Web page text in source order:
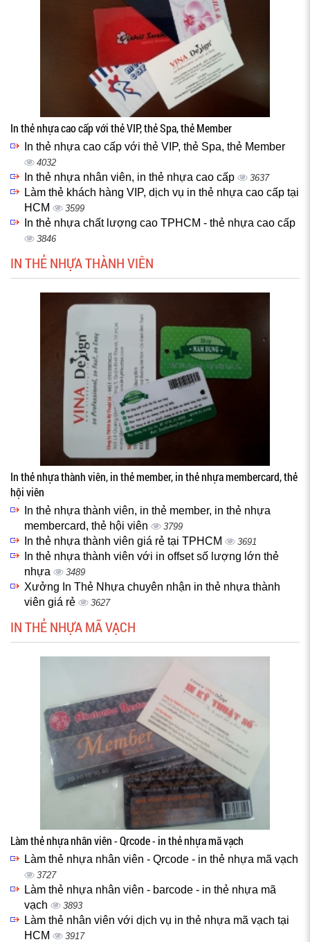
In thẻ nhựa cao cấp với thẻ VIP, thẻ Spa, thẻ Member
In thẻ nhựa cao cấp với thẻ VIP, thẻ Spa, thẻ Member
4032
In thẻ nhựa nhân viên, in thẻ nhựa cao cấp 3637
Làm thẻ khách hàng VIP, dịch vụ in thẻ nhựa cao cấp tại
HCM
3599
In thẻ nhựa chất lượng cao TPHCM - thẻ nhựa cao cấp
3846
IN THẺ NHỰA THÀNH VIÊN
In thẻ nhựa thành viên, in thẻ member, in thẻ nhựa membercard, thẻ
hội viên
In thẻ nhựa thành viên, in thẻ member, in thẻ nhựa
membercard, thẻ hội viên
3799
In thẻ nhựa thành viên giá rẻ tại TPHCM 3691
In thẻ nhựa thành viên với in offset số lượng lớn thẻ
nhựa
3489
Xưởng In Thẻ Nhựa chuyên nhận in thẻ nhựa thành
viên giá rẻ
3627
IN THẺ NHỰA MÃ VẠCH
Làm thẻ nhựa nhân viên - Qrcode - in thẻ nhựa mã vạch
Làm thẻ nhựa nhân viên - Qrcode - in thẻ nhựa mã vạch
3727
Làm thẻ nhựa nhân viên - barcode - in thẻ nhựa mã
vạch
3893
Làm thẻ nhân viên với dịch vụ in thẻ nhựa mã vạch tại
HCM
3917